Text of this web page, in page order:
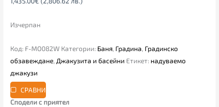
Изчерпан
Код: F-MO082W Категории: Баня, Градина, Градинско
обзавеждане, Джакузита и басейни Етикет: надуваемо
джакузи
СРАВНИ
Сподели с приятел